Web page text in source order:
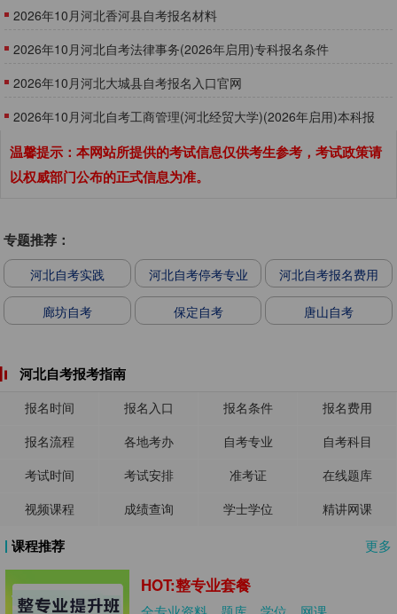
2026年10月河北香河县自考报名材料
2026年10月河北自考法律事务(2026年启用)专科报名条件
2026年10月河北大城县自考报名入口官网
​2026年10月河北自考工商管理(河北经贸大学)(2026年启用)本科报
名时间9月1日-10日
温馨提示：本网站所提供的考试信息仅供考生参考，考试政策请
以权威部门公布的正式信息为准。
专题推荐：
河北自考实践 河北自考停考专业 河北自考报名费用
廊坊自考 保定自考 唐山自考
河北自考报考指南
报名时间 报名入口 报名条件
报名费用
报名流程
各地考办 自考专业
自考科目
考试时间
考试安排 准考证
在线题库
视频课程
成绩查询 学士学位 精讲网课
更多
课程推荐
HOT:整专业套餐